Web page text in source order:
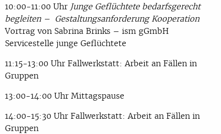
10:00-11:00 Uhr Junge Geflüchtete bedarfsgerecht
begleiten – Gestaltungsanforderung Kooperation
Vortrag von Sabrina Brinks – ism gGmbH
Servicestelle junge Geflüchtete
11:15-13:00 Uhr Fallwerkstatt: Arbeit an Fällen in
Gruppen
13:00-14:00 Uhr Mittagspause
14:00-15:30 Uhr Fallwerkstatt: Arbeit an Fällen in
Gruppen